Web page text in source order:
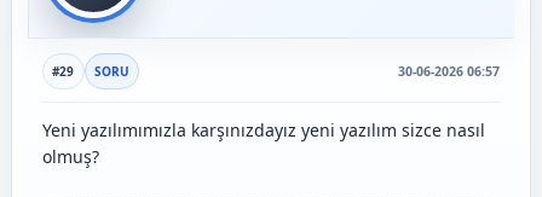
#29 SORU 30-06-2026 06:57
Yeni yazılımımızla karşınızdayız yeni yazılım sizce nasıl
olmuş?